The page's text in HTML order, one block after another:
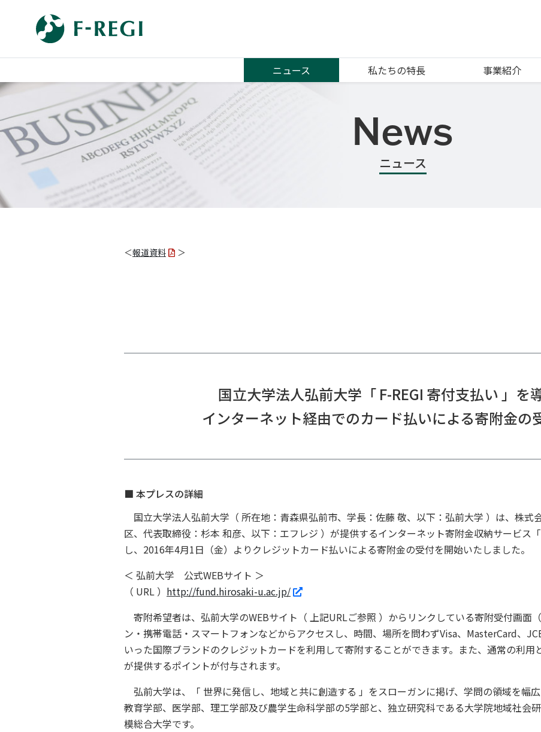
ニュース 私たちの特長 事業紹介
News
ニュース
＜報道資料 ＞
国立大学法人弘前大学「 F-REGI 寄付支払い 」を
インターネット経由でのカード払いによる寄附金の
■ 本プレスの詳細
国立大学法人弘前大学（ 所在地：青森県弘前市、学長：佐藤 敬、以下：弘前大学 ）は、株式
区、代表取締役：杉本 和彦、以下：エフレジ ）が提供するインターネット寄附金収納サービス
し、2016年4月1日（金）よりクレジットカード払いによる寄附金の受付を開始いたしました。
＜ 弘前大学 公式WEBサイト ＞
（ URL ） http://fund.hirosaki-u.ac.jp/
寄附希望者は、弘前大学のWEBサイト（ 上記URLご参照 ）からリンクしている寄附受付画面
ン・携帯電話・スマートフォンなどからアクセスし、時間、場所を問わずVisa、MasterCard、
いった国際ブランドのクレジットカードを利用して寄附することができます。また、通常の利
が提供するポイントが付与されます。
弘前大学は、「 世界に発信し、地域と共に創造する 」をスローガンに掲げ、学問の領域を幅
教育学部、医学部、理工学部及び農学生命科学部の5学部と、独立研究科である大学院地域社会
模総合大学です。